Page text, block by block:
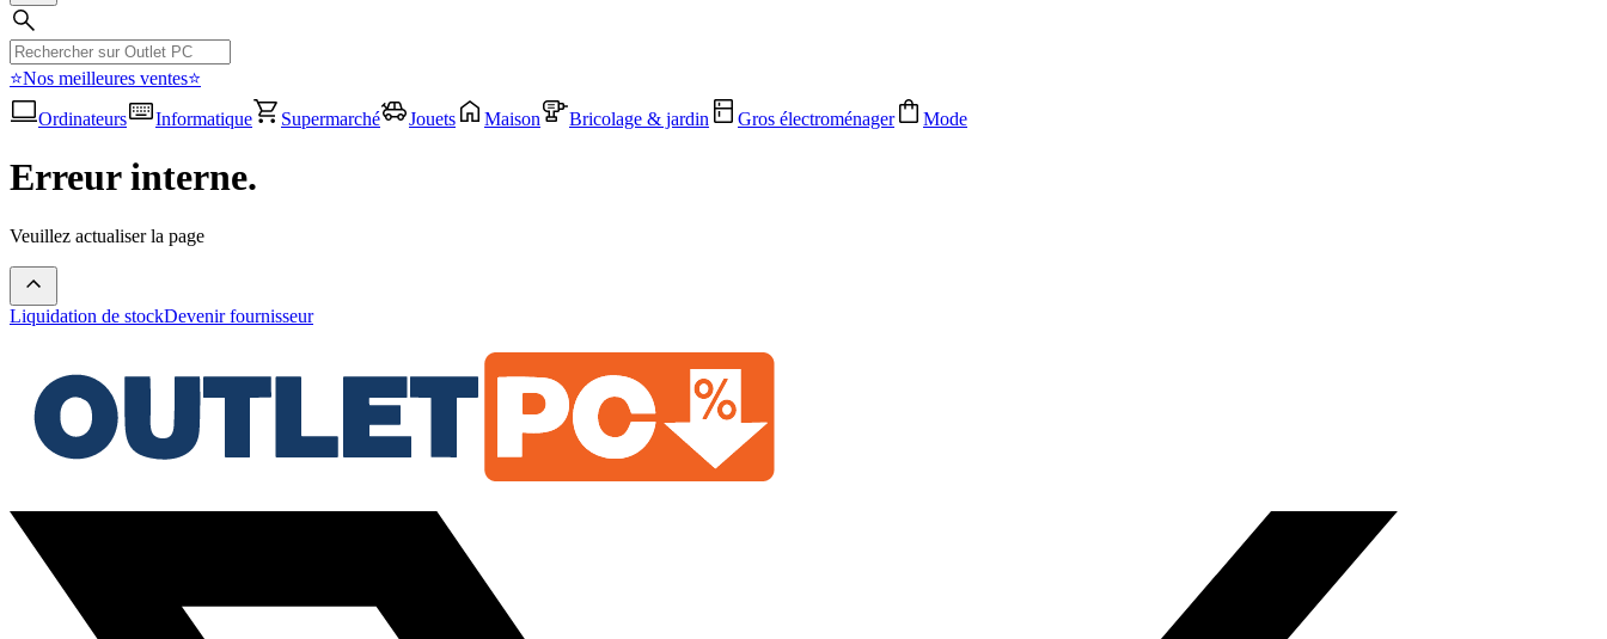
⭐Nos meilleures ventes⭐
Ordinateurs
Informatique Supermarché Jouets Maison Bricolage & jardin Gros électroménager Mode
Erreur interne.
Veuillez actualiser la page
Liquidation de stockDevenir fournisseur